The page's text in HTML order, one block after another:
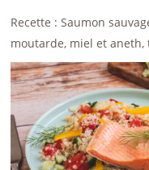
Recette : Saumon
moutarde, miel et